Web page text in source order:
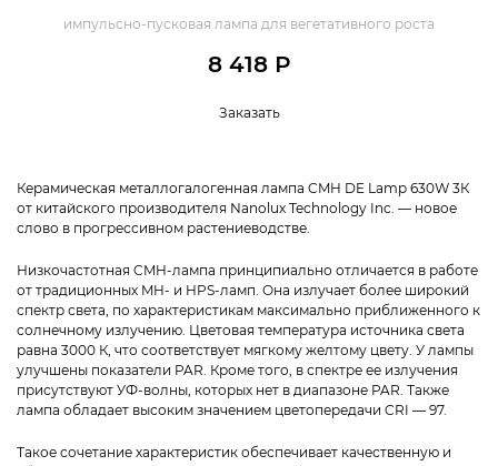
импульсно-пусковая лампа для вегетативного роста
8 418 Р
Заказать
Керамическая металлогалогенная лампа CMH DE Lamp 630W 3К
от китайского производителя Nanolux Technology Inc. — новое
слово в прогрессивном растениеводстве.
Низкочастотная CMH-лампа принципиально отличается в работе
от традиционных MH- и HPS-ламп. Она излучает более широкий
спектр света, по характеристикам максимально приближенного к
солнечному излучению. Цветовая температура источника света
равна 3000 К, что соответствует мягкому желтому цвету. У лампы
улучшены показатели PAR. Кроме того, в спектре ее излучения
присутствуют УФ-волны, которых нет в диапазоне PAR. Также
лампа обладает высоким значением цветопередачи CRI — 97.
Такое сочетание характеристик обеспечивает качественную и